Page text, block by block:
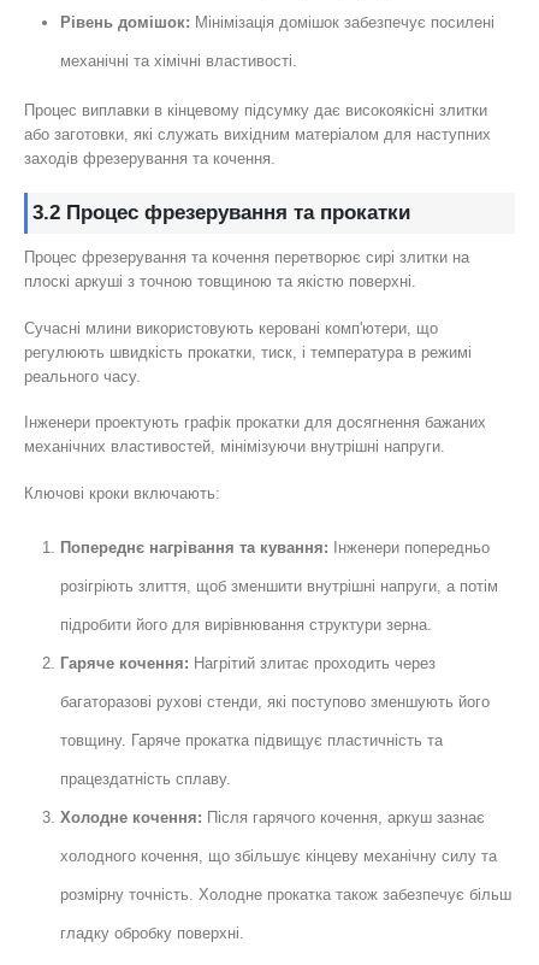
Рівень домішок: Мінімізація домішок забезпечує посилені
механічні та хімічні властивості.
Процес виплавки в кінцевому підсумку дає високоякісні злитки
або заготовки, які служать вихідним матеріалом для наступних
заходів фрезерування та кочення.
3.2 Процес фрезерування та прокатки
Процес фрезерування та кочення перетворює сирі злитки на
плоскі аркуші з точною товщиною та якістю поверхні.
Сучасні млини використовують керовані комп'ютери, що
регулюють швидкість прокатки, тиск, і температура в режимі
реального часу.
Інженери проектують графік прокатки для досягнення бажаних
механічних властивостей, мінімізуючи внутрішні напруги.
Ключові кроки включають:
Попереднє нагрівання та кування: Інженери попередньо
розігріють злиття, щоб зменшити внутрішні напруги, а потім
підробити його для вирівнювання структури зерна.
Гаряче кочення: Нагрітий злитає проходить через
багаторазові рухові стенди, які поступово зменшують його
товщину. Гаряче прокатка підвищує пластичність та
працездатність сплаву.
Холодне кочення: Після гарячого кочення, аркуш зазнає
холодного кочення, що збільшує кінцеву механічну силу та
розмірну точність. Холодне прокатка також забезпечує більш
гладку обробку поверхні.